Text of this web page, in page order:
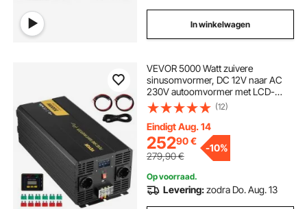
In winkelwagen
VEVOR 5000 Watt zuivere
sinusomvormer, DC 12V naar AC
230V autoomvormer met LCD-
scherm, USB-poort en
afstandsbediening,
spanningsomvormer voor auto,
camper, vrachtwagen, zonne-
energiesysteem, reizen, kamperen
(12)
Eindigt Aug. 14
25290€
279,90€
-10%
Op voorraad.
Levering:zodra Do. Aug. 13